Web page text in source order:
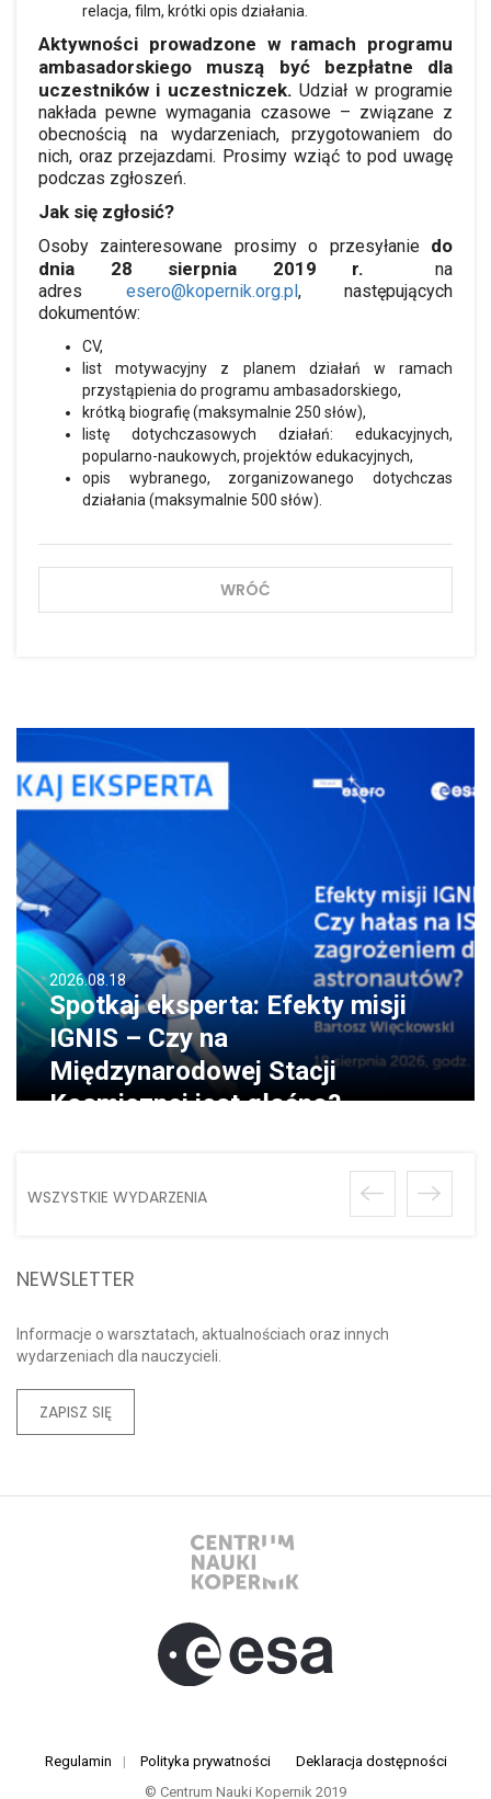
2026.08.18
Spotkaj eksperta: Efekty misji
IGNIS – Czy na
Międzynarodowej Stacji
Kosmicznej jest głośno?
WSZYSTKIE WYDARZENIA
NEWSLETTER
Informacje o warsztatach, aktualnościach oraz innych
wydarzeniach dla nauczycieli.
ZAPISZ SIĘ
relacja, film, krótki opis działania.
Aktywności prowadzone w ramach programu
ambasadorskiego muszą być bezpłatne dla
uczestników i uczestniczek. Udział w programie
nakłada pewne wymagania czasowe – związane z
obecnością na wydarzeniach, przygotowaniem do
nich, oraz przejazdami. Prosimy wziąć to pod uwagę
podczas zgłoszeń.
Jak się zgłosić?
Osoby zainteresowane prosimy o przesyłanie do
dnia 28 sierpnia 2019 r. na
adres esero@kopernik.org.pl, następujących
dokumentów:
CV,
list motywacyjny z planem działań w ramach
przystąpienia do programu ambasadorskiego,
krótką biografię (maksymalnie 250 słów),
listę dotychczasowych działań: edukacyjnych,
popularno-naukowych, projektów edukacyjnych,
opis wybranego, zorganizowanego dotychczas
działania (maksymalnie 500 słów).
WRÓĆ
Regulamin | Polityka prywatności
Deklaracja dostępności
© Centrum Nauki Kopernik 2019